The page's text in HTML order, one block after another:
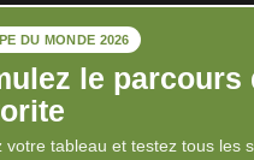
DU MONDE 2026
le parcours
votre tableau et testez tous les